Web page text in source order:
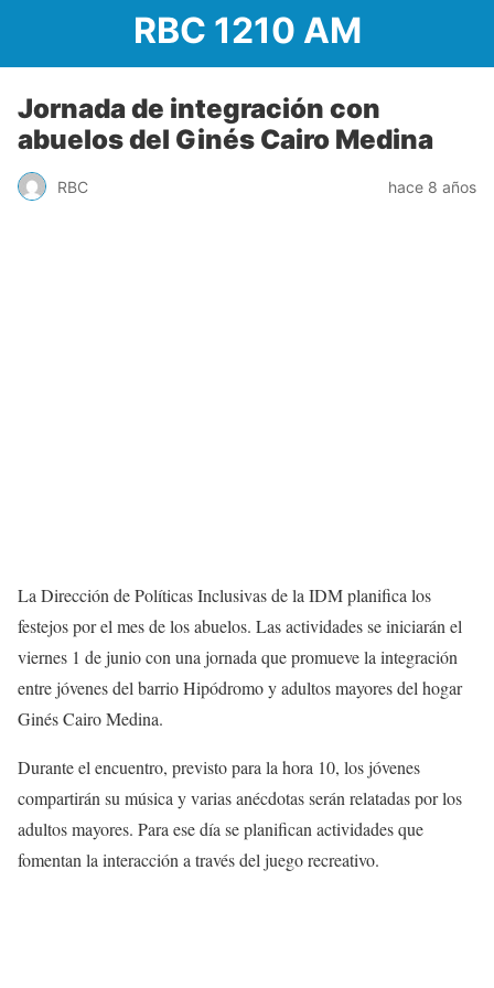
RBC 1210 AM
Jornada de integración con
abuelos del Ginés Cairo Medina
RBC hace 8 años
La Dirección de Políticas Inclusivas de la IDM planifica los
festejos por el mes de los abuelos. Las actividades se iniciarán el
viernes 1 de junio con una jornada que promueve la integración
entre jóvenes del barrio Hipódromo y adultos mayores del hogar
Ginés Cairo Medina.
Durante el encuentro, previsto para la hora 10, los jóvenes
compartirán su música y varias anécdotas serán relatadas por los
adultos mayores. Para ese día se planifican actividades que
fomentan la interacción a través del juego recreativo.